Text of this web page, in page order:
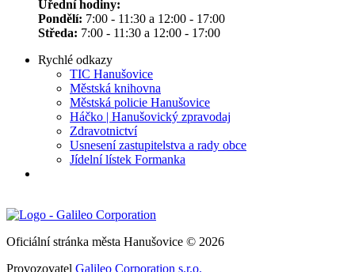
Úřední hodiny:
Pondělí: 7:00 - 11:30 a 12:00 - 17:00
Středa: 7:00 - 11:30 a 12:00 - 17:00
Rychlé odkazy
TIC Hanušovice
Městská knihovna
Městská policie Hanušovice
Háčko | Hanušovický zpravodaj
Zdravotnictví
Usnesení zastupitelstva a rady obce
Jídelní lístek Formanka
Oficiální stránka města Hanušovice © 2026
Provozovatel Galileo Corporation s.r.o.